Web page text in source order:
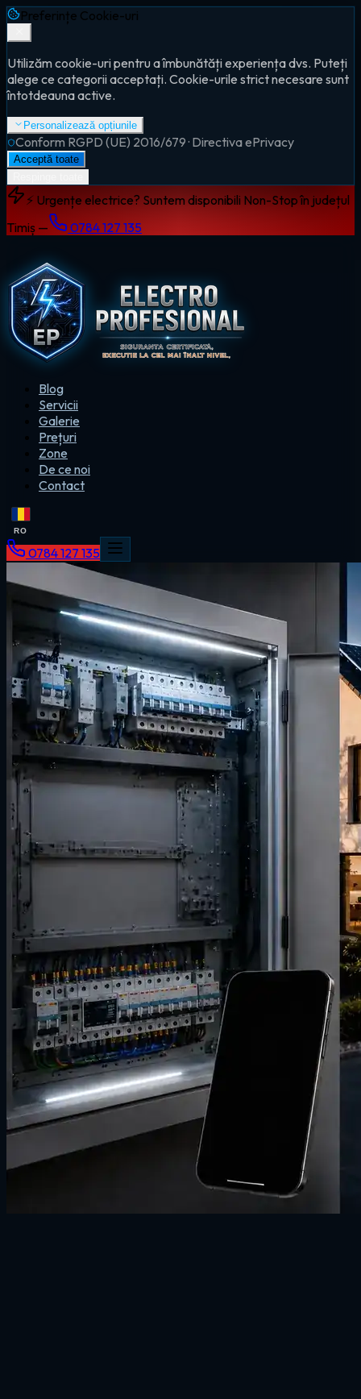
Preferințe Cookie-uri
Utilizăm cookie-uri pentru a îmbunătăți experiența dvs. Puteți
alege ce categorii acceptați. Cookie-urile strict necesare sunt
întotdeauna active.
Personalizează opțiunile
Conform RGPD (UE) 2016/679 · Directiva ePrivacy
Acceptă toate
⚡ Urgențe electrice? Suntem disponibili Non-Stop în județul
Timiș —
0784 127 135
Blog
Servicii
Galerie
Prețuri
Zone
De ce noi
Contact
RO
0784 127 135